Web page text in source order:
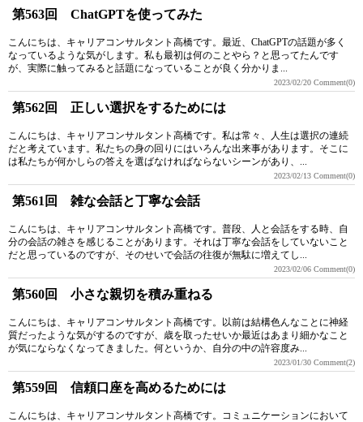
第563回 ChatGPTを使ってみた
こんにちは、キャリアコンサルタント高橋です。最近、ChatGPTの話題が多く
なっているような気がします。私も最初は何のことやら？と思ってたんです
が、実際に触ってみると話題になっていることが良く分かりま...
2023/02/20 Comment(0)
第562回 正しい選択をするためには
こんにちは、キャリアコンサルタント高橋です。私は常々、人生は選択の連続
だと考えています。私たちの身の回りにはいろんな出来事があります。そこに
は私たちが何かしらの答えを選ばなければならないシーンがあり、...
2023/02/13 Comment(0)
第561回 雑な会話と丁寧な会話
こんにちは、キャリアコンサルタント高橋です。普段、人と会話をする時、自
分の会話の雑さを感じることがあります。それは丁寧な会話をしていないこと
だと思っているのですが、そのせいで会話の往復が無駄に増えてし...
2023/02/06 Comment(0)
第560回 小さな親切を積み重ねる
こんにちは、キャリアコンサルタント高橋です。以前は結構色んなことに神経
質だったような気がするのですが、歳を取ったせいか最近はあまり細かなこと
が気にならなくなってきました。何というか、自分の中の許容度み...
2023/01/30 Comment(2)
第559回 信頼口座を高めるためには
こんにちは、キャリアコンサルタント高橋です。コミュニケーションにおいて